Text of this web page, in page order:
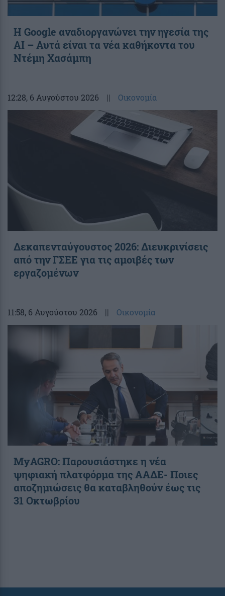
Η Google αναδιοργανώνει την ηγεσία της
AI – Αυτά είναι τα νέα καθήκοντα του
Ντέμη Χασάμπη
12:28, 6 Αυγούστου 2026 || Οικονομία
Δεκαπενταύγουστος 2026: Διευκρινίσεις
από την ΓΣΕΕ για τις αμοιβές των
εργαζομένων
11:58, 6 Αυγούστου 2026 || Οικονομία
ΜyAGRO: Παρουσιάστηκε η νέα
ψηφιακή πλατφόρμα της ΑΑΔΕ- Ποιες
αποζημιώσεις θα καταβληθούν έως τις
31 Οκτωβρίου